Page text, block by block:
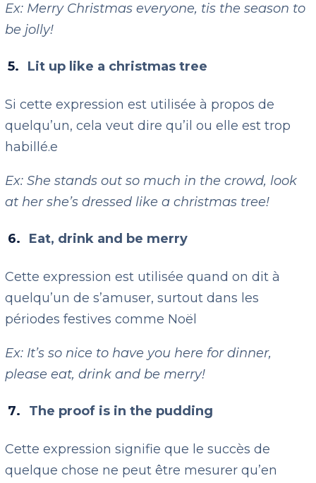
Ex: Merry Christmas everyone, tis the season to
be jolly!
Lit up like a christmas tree
Si cette expression est utilisée à propos de
quelqu’un, cela veut dire qu’il ou elle est trop
habillé.e
Ex: She stands out so much in the crowd, look
at her she’s dressed like a christmas tree!
Eat, drink and be merry
Cette expression est utilisée quand on dit à
quelqu’un de s’amuser, surtout dans les
périodes festives comme Noël
Ex: It’s so nice to have you here for dinner,
please eat, drink and be merry!
The proof is in the pudding
Cette expression signifie que le succès de
quelque chose ne peut être mesurer qu’en